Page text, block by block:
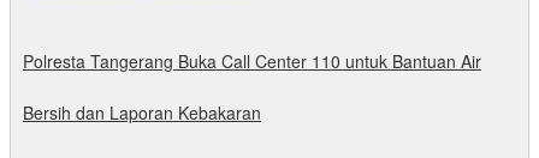
Polresta Tangerang Buka Call Center 110 untuk Bantuan Air
Bersih dan Laporan Kebakaran